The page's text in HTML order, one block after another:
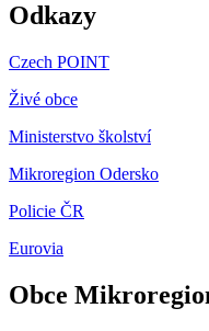
Odkazy
Czech POINT
Živé obce
Ministerstvo školství
Mikroregion Odersko
Policie ČR
Eurovia
Obce